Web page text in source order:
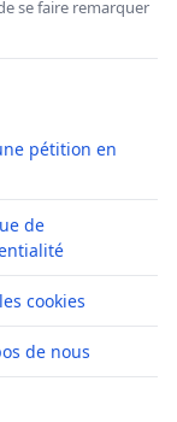
se faire remarquer
pétition en
de
cookies
de nous